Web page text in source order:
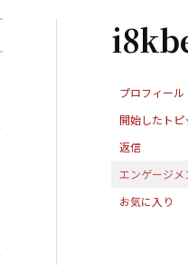
プロフィール
開始したトピ
返信
エンゲージメ
お気に入り